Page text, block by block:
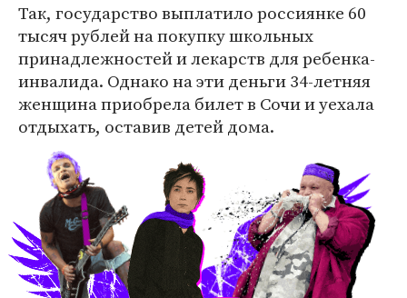
Так, государство выплатило россиянке 60
тысяч рублей на покупку школьных
принадлежностей и лекарств для ребенка-
инвалида. Однако на эти деньги 34-летняя
женщина приобрела билет в Сочи и уехала
отдыхать, оставив детей дома.